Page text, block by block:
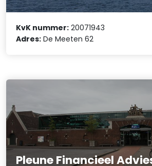
KvK nummer: 20071943
Adres: De Meeten 62
Pleune Financieel